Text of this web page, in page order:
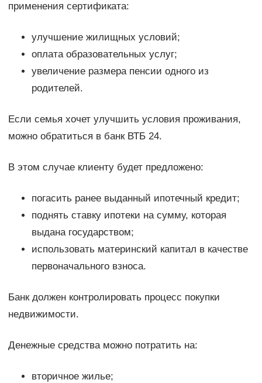
применения сертификата:
улучшение жилищных условий;
оплата образовательных услуг;
увеличение размера пенсии одного из
родителей.
Если семья хочет улучшить условия проживания,
можно обратиться в банк ВТБ 24.
В этом случае клиенту будет предложено:
погасить ранее выданный ипотечный кредит;
поднять ставку ипотеки на сумму, которая
выдана государством;
использовать материнский капитал в качестве
первоначального взноса.
Банк должен контролировать процесс покупки
недвижимости.
Денежные средства можно потратить на:
вторичное жилье;